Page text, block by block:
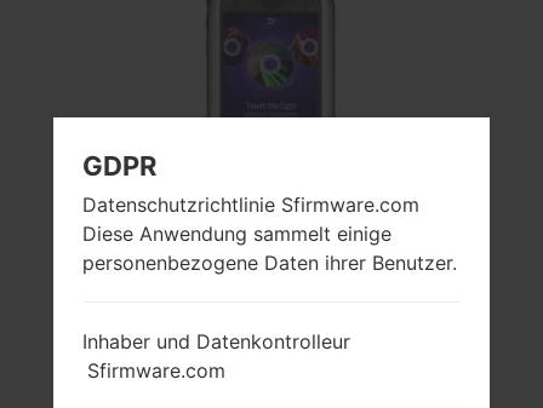
GDPR
Datenschutzrichtlinie Sfirmware.com
Diese Anwendung sammelt einige
personenbezogene Daten ihrer Benutzer.
Inhaber und Datenkontrolleur
Sfirmware.com